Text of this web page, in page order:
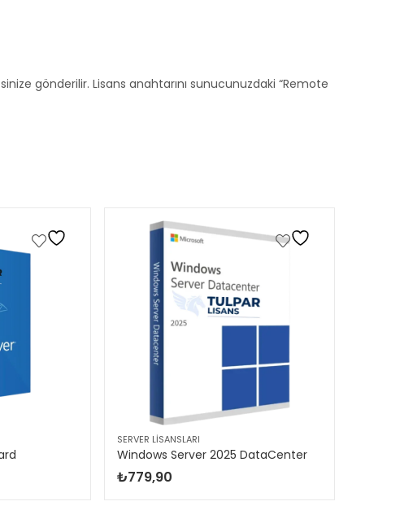
gönderilir. Lisans anahtarını sunucunuzdaki “Remote
SERVER LISANSLARI
Windows Server 2025 DataCenter
₺779,90